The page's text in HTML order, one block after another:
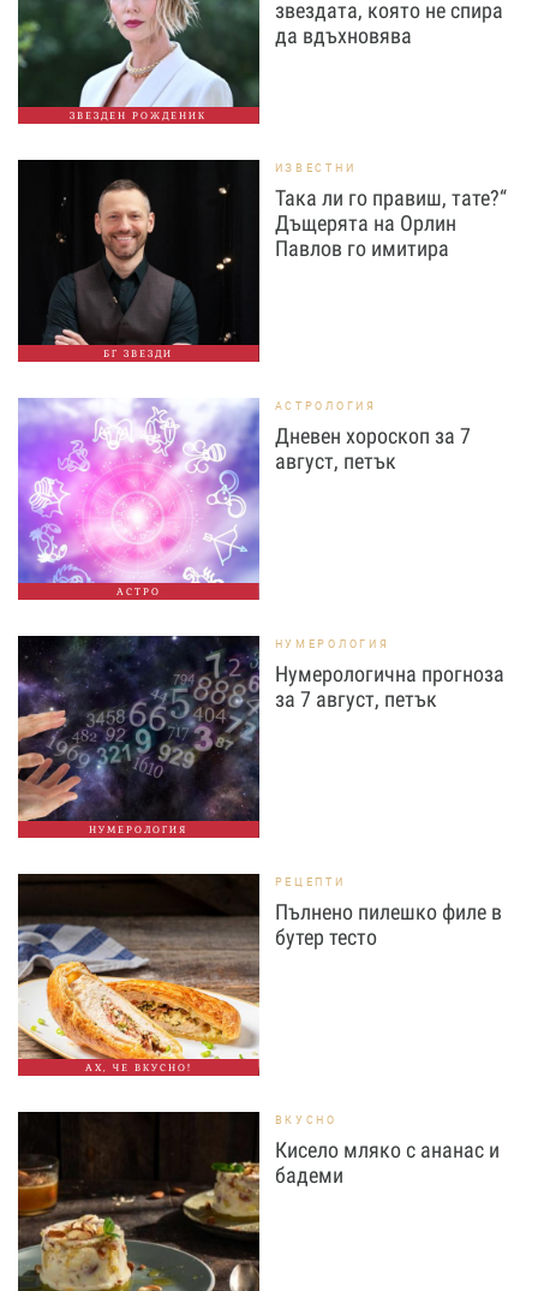
ЗВЕЗДЕН РОЖДЕНИК
звездата, която не спира
да вдъхновява
БГ ЗВЕЗДИ
ИЗВЕСТНИ
Така ли го правиш, тате?“
Дъщерята на Орлин
Павлов го имитира
АСТРО
АСТРОЛОГИЯ
Дневен хороскоп за 7
август, петък
НУМЕРОЛОГИЯ
НУМЕРОЛОГИЯ
Нумерологична прогноза
за 7 август, петък
АХ, ЧЕ ВКУСНО!
РЕЦЕПТИ
Пълнено пилешко филе в
бутер тесто
ВКУСНО
Кисело мляко с ананас и
бадеми